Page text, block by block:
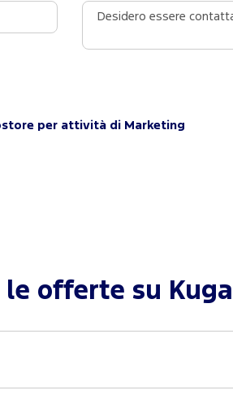
per attività di Marketing
le offerte su